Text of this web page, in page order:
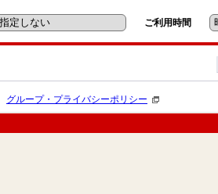
ご利用時間
グループ・プライバシーポリシー